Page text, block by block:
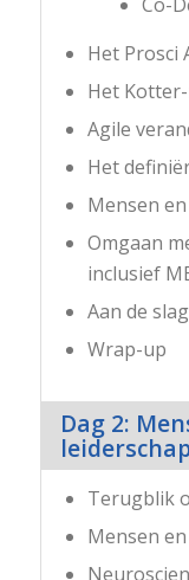
Het Prosci
Het
Agile
Het
Mensen
Omgaan
inclusief
Aan de
Wrap-up
Dag 2:
Terugblik
Mensen